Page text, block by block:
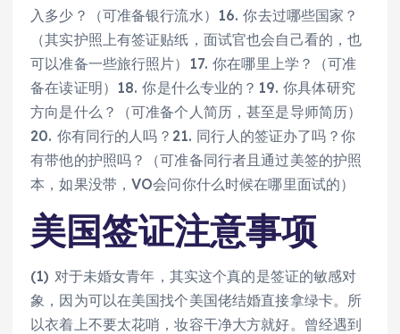
入多少？（可准备银行流水）16. 你去过哪些国家？
（其实护照上有签证贴纸，面试官也会自己看的，也
可以准备一些旅行照片）17. 你在哪里上学？（可准
备在读证明）18. 你是什么专业的？19. 你具体研究
方向是什么？（可准备个人简历，甚至是导师简历）
20. 你有同行的人吗？21. 同行人的签证办了吗？你
有带他的护照吗？（可准备同行者且通过美签的护照
本，如果没带，VO会问你什么时候在哪里面试的）
美国签证注意事项
(1) 对于未婚女青年，其实这个真的是签证的敏感对
象，因为可以在美国找个美国佬结婚直接拿绿卡。所
以衣着上不要太花哨，妆容干净大方就好。曾经遇到